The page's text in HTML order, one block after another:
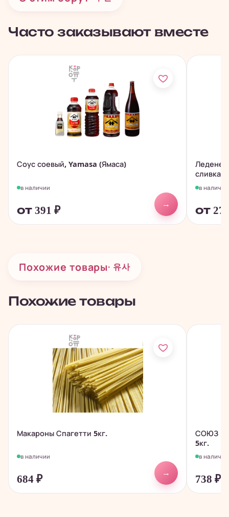
Часто заказывают вместе
Соус соевый, Yamasa (Ямаса)
в наличии
от 391 ₽
→
Леденец
в наличии
от
Похожие товары· 유사
Похожие товары
Макароны Спагетти 5кг.
в наличии
684 ₽
→
СОЮЗ
5кг.
в наличии
738₽